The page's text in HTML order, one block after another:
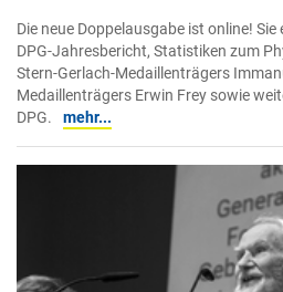
Die neue Doppelausgabe ist online!
DPG-Jahresbericht, Statistiken zum
Stern-Gerlach-Medaillenträgers
Medaillenträgers Erwin Frey sowie
DPG.
mehr...